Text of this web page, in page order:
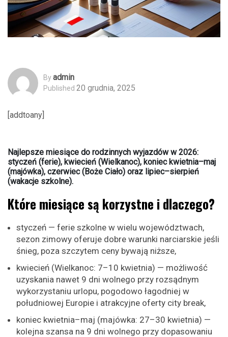
ByAdmin
Published 20 grudnia, 2025
[addtoany]
Najlepsze miesiące do rodzinnych wyjazdów w 2026:
styczeń (ferie), kwiecień (Wielkanoc), koniec kwietnia–maj
(majówka), czerwiec (Boże Ciało) oraz lipiec–sierpień
(wakacje szkolne).
Które miesiące są korzystne i dlaczego?
styczeń — ferie szkolne w wielu województwach,
sezon zimowy oferuje dobre warunki narciarskie jeśli
śnieg, poza szczytem ceny bywają niższe,
kwiecień (Wielkanoc: 7–10 kwietnia) — możliwość
uzyskania nawet 9 dni wolnego przy rozsądnym
wykorzystaniu urlopu, pogodowo łagodniej w
południowej Europie i atrakcyjne oferty city break,
koniec kwietnia–maj (majówka: 27–30 kwietnia) —
kolejna szansa na 9 dni wolnego przy dopasowaniu